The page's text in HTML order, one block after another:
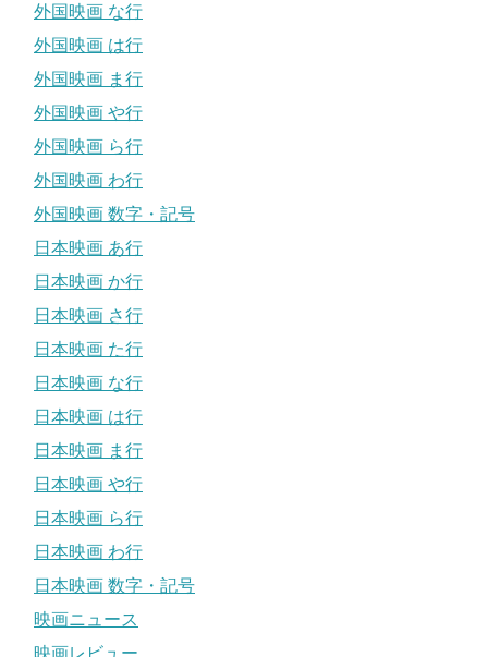
外国映画 な行
外国映画 は行
外国映画 ま行
外国映画 や行
外国映画 ら行
外国映画 わ行
外国映画 数字・記号
日本映画 あ行
日本映画 か行
日本映画 さ行
日本映画 た行
日本映画 な行
日本映画 は行
日本映画 ま行
日本映画 や行
日本映画 ら行
日本映画 わ行
日本映画 数字・記号
映画ニュース
映画レビュー